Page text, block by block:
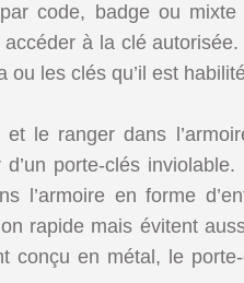
code, badge ou
accéder à la clé
ou les clés qu’il est
le ranger dans
d’un porte-clés
l’armoire en forme
rapide mais évitent
conçu en métal, le